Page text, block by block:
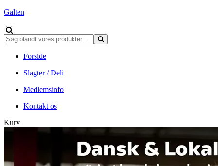
Galten
Forside
Slagter / Deli
Medlemsinfo
Kontakt os
Kurv